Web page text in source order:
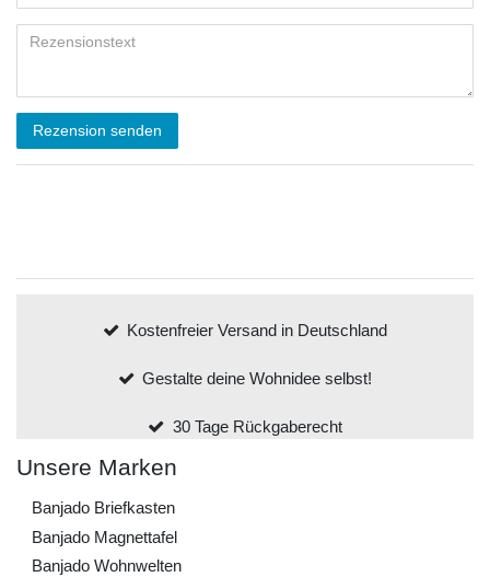
Rezension senden
Kostenfreier Versand in Deutschland
Gestalte deine Wohnidee selbst!
30 Tage Rückgaberecht
Unsere Marken
Banjado Briefkasten
Banjado Magnettafel
Banjado Wohnwelten